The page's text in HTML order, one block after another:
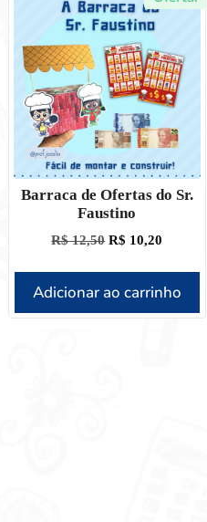
Barraca de Ofertas do Sr.
Faustino
R$12,50 R$ 10,20
Adicionar ao carrinho